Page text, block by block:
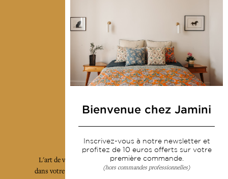
Livraison & retour
CGV
Devenir revendeur
Notre communauté
L'art de vivre JAMINI raconté avec poésie et élégance
dans votre boîte mail. Inscrivez vous à notre newsletter
Bienvenue chez Jamini
Inscrivez-vous à notre newsletter et
profitez de 10 euros offerts sur votre
première commande.
(hors commandes professionnelles)